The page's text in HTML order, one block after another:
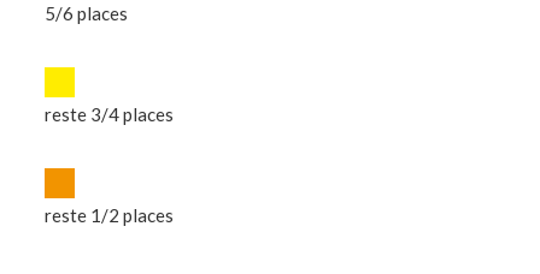
5/6 places
reste 3/4 places
reste 1/2 places